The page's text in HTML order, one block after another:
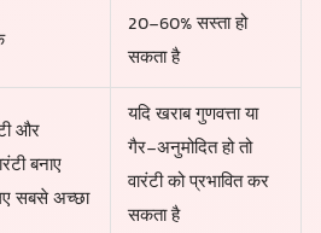
20-60% सस्ता हो
सकता है
और
बनाए
सबसे अच्छा
यदि खराब गुणवत्ता या
गैर-अनुमोदित हो तो
वारंटी को प्रभावित कर
सकता है